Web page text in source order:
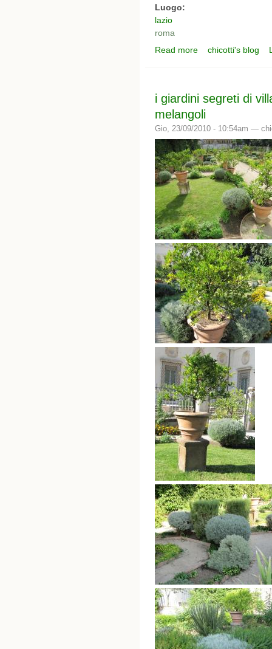
Luogo:
lazio
roma
Read more about i giardini
chicotti's blog
i giardini segreti di
melangoli
Gio, 23/09/2010 - 10:54am —